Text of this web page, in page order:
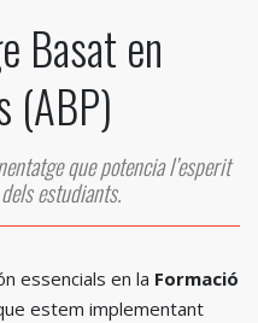
Basat en
(ABP)
que potencia l’esperit
estudiants.
essencials en la Formació
estem implementant